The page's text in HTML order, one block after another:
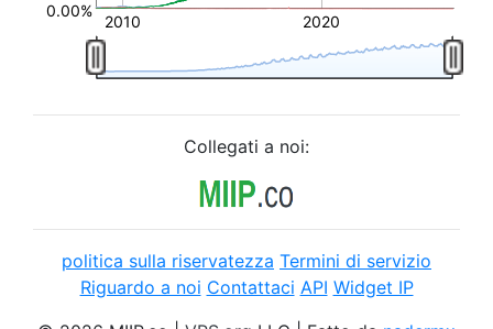
0.00%
2010 2020
Collegati a noi:
politica sulla riservatezza Termini di servizio
Riguardo a noi Contattaci API Widget IP